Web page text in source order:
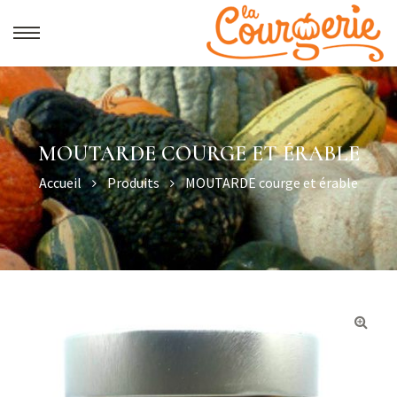
MOUTARDE COURGE ET ÉRABLE
Accueil Produits MOUTARDE courge et érable